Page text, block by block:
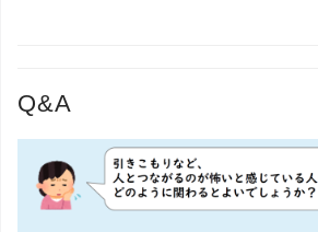
Q&A